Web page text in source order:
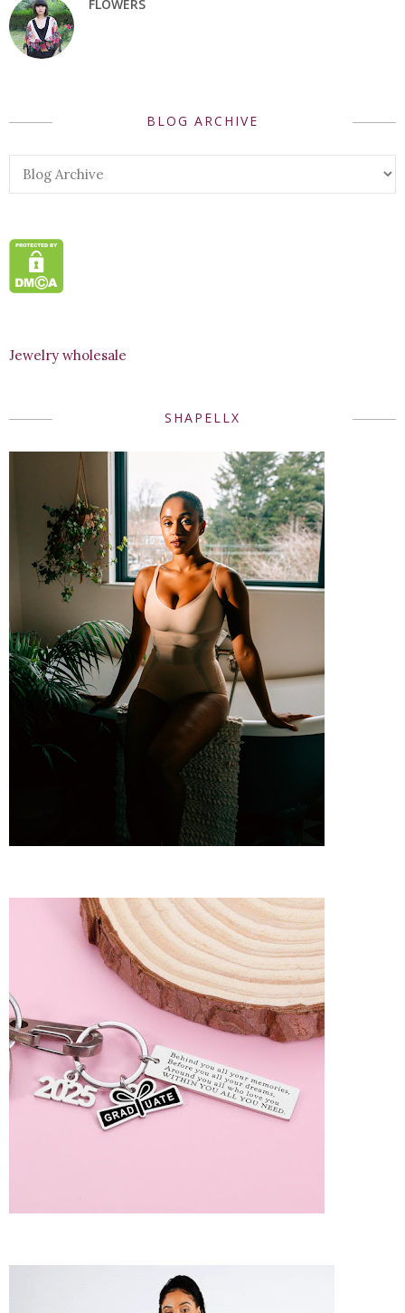
FLOWERS
BLOG ARCHIVE
Jewelry wholesale
SHAPELLX